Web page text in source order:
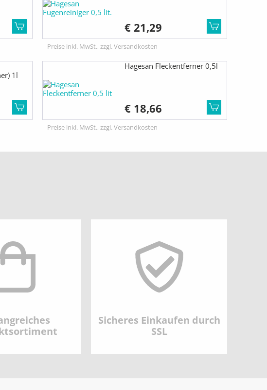
€ 21,29
Preise inkl. MwSt., zzgl. Versandkosten
1l
Hagesan Fleckentferner 0,5l
€ 18,66
Preise inkl. MwSt., zzgl. Versandkosten
Sicheres Einkaufen durch
SSL